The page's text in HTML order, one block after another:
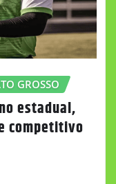
GROSSO
estadual,
competitivo